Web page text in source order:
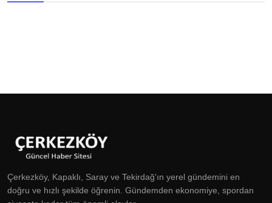
Çerkezköy, Kapaklı, Saray ve Tekirdağ'ın yerel gündemini en
doğru ve hızlı şekilde öğrenin. Gündemden ekonomiye, spordan